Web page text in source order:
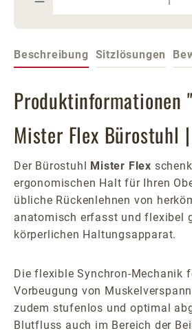
Beschreibung Sitzlösungen
Produktinformationen
Mister Flex Bürostuhl
Der Bürostuhl Mister Flex
ergonomischen Halt für Ihren
übliche Rückenlehnen von
anatomisch erfasst und flexibel
körperlichen Haltungsapparat.
Die flexible Synchron-Mechanik
Vorbeugung von
zudem stufenlos und optimal
Blutfluss auch im Bereich der